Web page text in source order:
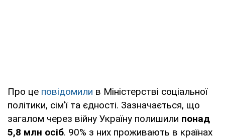
Про це повідомили в Міністерстві соціальної
політики, сім'ї та єдності. Зазначається, що
загалом через війну Україну полишили понад
5,8 млн осіб. 90% з них проживають в країнах